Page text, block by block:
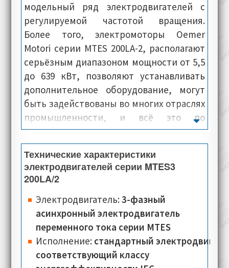
модельный ряд электродвигателей с
регулируемой частотой вращения.
Более того, электромоторы Oemer
Motori серии MTES 200LA-2, располагают
серьёзным диапазоном мощности от 5,5
до 639 кВт, позволяют устанавливать
дополнительное оборудование, могут
быть задействованы во многих отраслях
промышленности, и всё это по
недорогой цене. Как правило, внешние
панели и каркас электропривода,
отлиты из чугуна, что в свою очередь
говорит о сверхпрочной и монолитной
конструкции. Электромашины данной
серии, располагают эффективной
системой охлаждения, демонстрируют
высокую устойчивость к постоянным
механическим нагрузкам, что в свою
очередь позволяет им,
Технические характеристики
электродвигателей серии MTES3
200LA/2
Электродвигатель:3-фазный
асинхронный электродвигатель
переменного тока серии MTES
Исполнение: стандартный
соответствующий классу